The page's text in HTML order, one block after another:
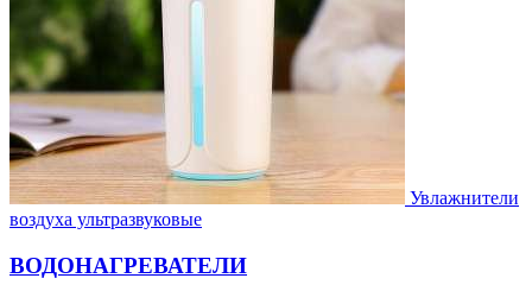
Увлажнители
воздуха ультразвуковые
ВОДОНАГРЕВАТЕЛИ